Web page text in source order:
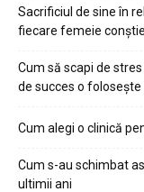
Sacrificiul de sine în
fiecare femeie
Cum să scapi de
de succes o
Cum alegi o clinică
Cum s-au schimbat
ultimii ani